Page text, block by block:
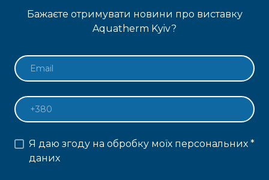
Бажаєте отримувати новини про виставку
Aquatherm Kyiv?
Я даю згоду на обробку моїх персональних
даних
*